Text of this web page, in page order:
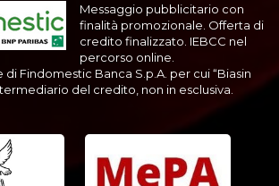
Messaggio pubblicitario con
finalità promozionale. Offerta di
credito finalizzato. IEBCC nel
percorso online.
Findomestic Banca S.p.A. per cui “Biasin
del credito, non in esclusiva.